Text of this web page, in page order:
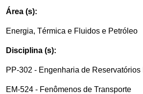
Área (s):
Energia, Térmica e Fluidos e Petróleo
Disciplina (s):
PP-302 - Engenharia de Reservatórios II
EM-524 - Fenômenos de Transporte